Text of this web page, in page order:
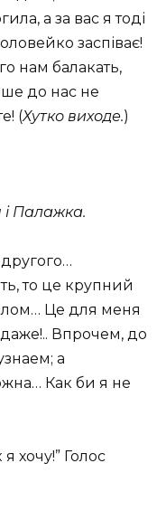
а за вас я тоді
заспіває!
нам балакать,
до нас не
(Хутко виходе.)
і Палажка.
то це крупний
Це для меня
даже!.. Впрочем, до
а
Как би я не
хочу!” Голос